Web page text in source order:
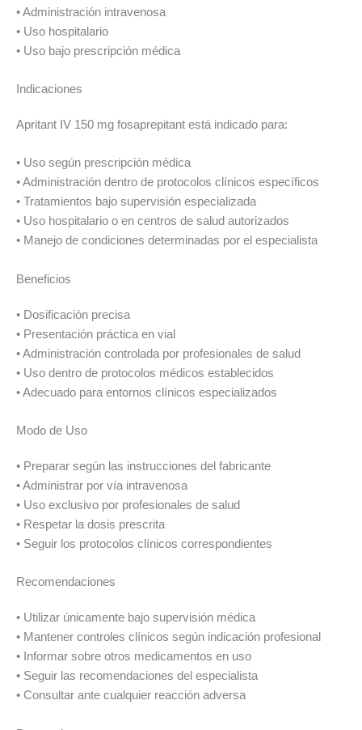
• Administración intravenosa
• Uso hospitalario
• Uso bajo prescripción médica
Indicaciones
Apritant IV 150 mg fosaprepitant está indicado para:
• Uso según prescripción médica
• Administración dentro de protocolos clínicos específicos
• Tratamientos bajo supervisión especializada
• Uso hospitalario o en centros de salud autorizados
• Manejo de condiciones determinadas por el especialista
Beneficios
• Dosificación precisa
• Presentación práctica en vial
• Administración controlada por profesionales de salud
• Uso dentro de protocolos médicos establecidos
• Adecuado para entornos clínicos especializados
Modo de Uso
• Preparar según las instrucciones del fabricante
• Administrar por vía intravenosa
• Uso exclusivo por profesionales de salud
• Respetar la dosis prescrita
• Seguir los protocolos clínicos correspondientes
Recomendaciones
• Utilizar únicamente bajo supervisión médica
• Mantener controles clínicos según indicación profesional
• Informar sobre otros medicamentos en uso
• Seguir las recomendaciones del especialista
• Consultar ante cualquier reacción adversa